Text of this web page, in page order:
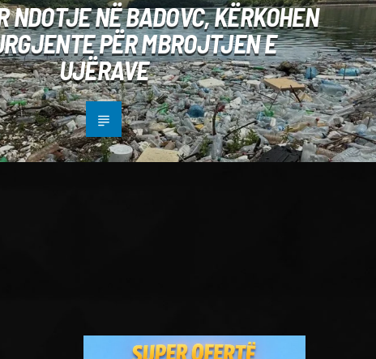
NDOTJE NË BADOVC, KËRKOHEN
PËR MBROJTJEN E
UJËRAVE